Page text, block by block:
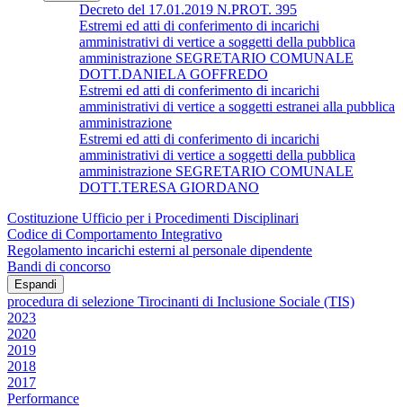
Decreto del 17.01.2019 N.PROT. 395
Estremi ed atti di conferimento di incarichi
amministrativi di vertice a soggetti della pubblica
amministrazione SEGRETARIO COMUNALE
DOTT.DANIELA GOFFREDO
Estremi ed atti di conferimento di incarichi
amministrativi di vertice a soggetti estranei alla pubblica
amministrazione
Estremi ed atti di conferimento di incarichi
amministrativi di vertice a soggetti della pubblica
amministrazione SEGRETARIO COMUNALE
DOTT.TERESA GIORDANO
Costituzione Ufficio per i Procedimenti Disciplinari
Codice di Comportamento Integrativo
Regolamento incarichi esterni al personale dipendente
Bandi di concorso
Espandi
procedura di selezione Tirocinanti di Inclusione Sociale (TIS)
2023
2020
2019
2018
2017
Performance